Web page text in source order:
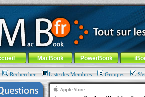
Apple... 100% nomade !
-Aller au menu général-Aller au menu de
MacBook PowerBook
Rechercher Liste des Membres Groupes